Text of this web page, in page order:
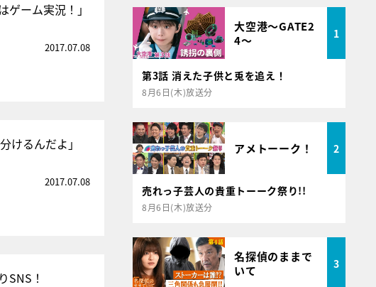
ーム実況！」
2017.07.08
けるんだよ」
2017.07.08
SNS！
大空港～GATE2
4～
1
第3話 消えた子供と兎を追え！
8月6日(木)放送分
アメトーーク！ 2
売れっ子芸人の貴重トーーク祭り!!
8月6日(木)放送分
名探偵のままで
いて
3